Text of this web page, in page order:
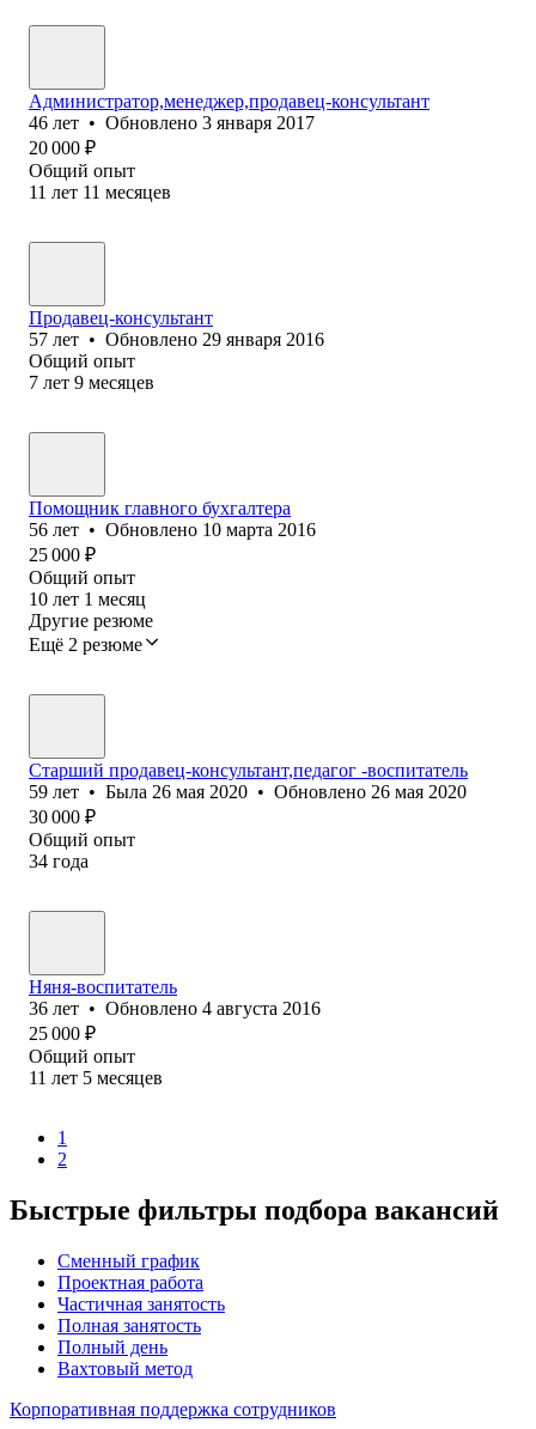
Администратор,менеджер,продавец-консультант
46 лет • Обновлено 3 января 2017
20 000 ₽
Общий опыт
11 лет 11 месяцев
Продавец-консультант
57 лет • Обновлено 29 января 2016
Общий опыт
7 лет 9 месяцев
Помощник главного бухгалтера
56 лет • Обновлено 10 марта 2016
25 000 ₽
Общий опыт
10 лет 1 месяц
Другие резюме
Ещё 2 резюме
Старший продавец-консультант,педагог -воспитатель
59 лет • Была 26 мая 2020 • Обновлено 26 мая 2020
30 000 ₽
Общий опыт
34 года
Няня-воспитатель
36 лет • Обновлено 4 августа 2016
25 000 ₽
Общий опыт
11 лет 5 месяцев
1
2
Быстрые фильтры подбора вакансий
Сменный график
Проектная работа
Частичная занятость
Полная занятость
Полный день
Вахтовый метод
Корпоративная поддержка сотрудников